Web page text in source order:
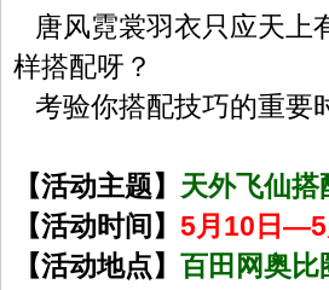
唐风霓裳羽衣只应天上
样搭配呀？
考验你搭配技巧的重要
【活动主题】 天外飞仙搭
【活动时间】 5月10日—5
【活动地点】 百田网奥比